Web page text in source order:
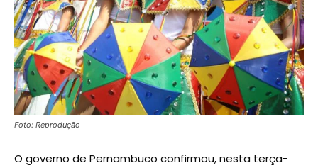
Foto: Reprodução
O governo de Pernambuco confirmou, nesta terça-